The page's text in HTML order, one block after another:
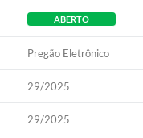
ABERTO
Pregão Eletrônico
29/2025
29/2025